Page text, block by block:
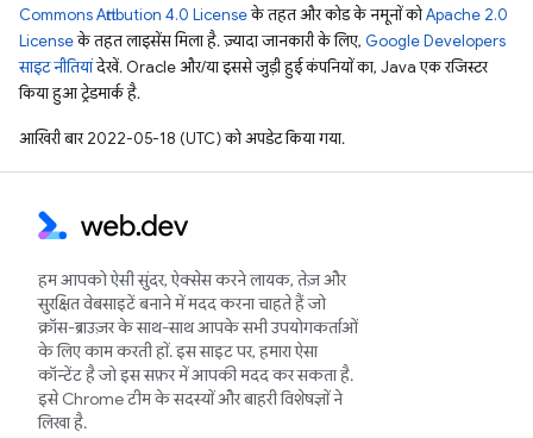
Commons Attribution 4.0 Licenseके तहत और कोड के नमूनों कोApache 2.0
Licenseके तहत लाइसेंस मिला है. ज़्यादा जानकारी के लिए, Google Developers
साइट नीतियांदेखें. Oracle और/या इससे जुड़ी हुई कंपनियों का, Java एक रजिस्टर
किया हुआ ट्रेडमार्क है.
आखिरी बार 2022-05-18 (UTC) को अपडेट किया गया.
हम आपको ऐसी सुंदर, ऐक्सेस करने लायक, तेज़ और
सुरक्षित वेबसाइटें बनाने में मदद करना चाहते हैं जो
क्रॉस-ब्राउज़र के साथ-साथ आपके सभी उपयोगकर्ताओं
के लिए काम करती हों. इस साइट पर, हमारा ऐसा
कॉन्टेंट है जो इस सफ़र में आपकी मदद कर सकता है.
इसे Chrome टीम के सदस्यों और बाहरी विशेषज्ञों ने
लिखा है.